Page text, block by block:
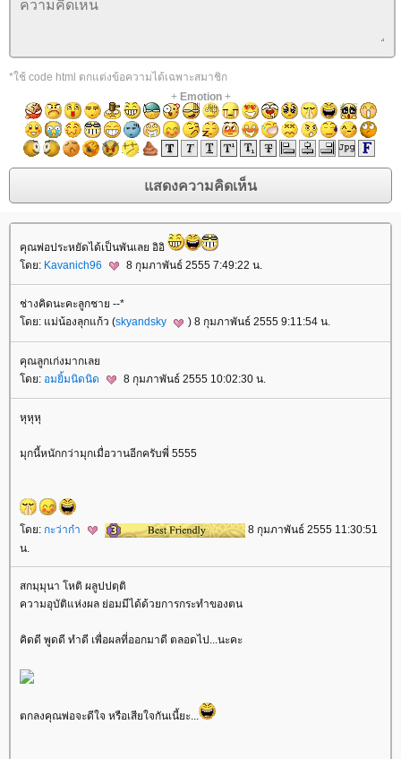
*ใช้ code html ตกแต่งข้อความได้เฉพาะสมาชิก
+ Emotion+
คุณพ่อประหยัดได้เป็นพันเลย อิอิ
ดย: Kavanich96 8 กุมภาพันธ์ 2555 7:49:22 น.
ช่างคิดนะคะลูกชาย --*
ดย: แม่น้องลุกแก้ว (skyandsky ) 8 กุมภาพันธ์ 2555 9:11:54 น.
คุณลูกเก่งมากเล
ดย: อมยิ้มนิดนิด 8 กุมภาพันธ์ 2555 10:02:30 น.
หุหุหุ
มุกนี้หนักกว่ามุกเมื่อวานอีกครับพี่ 5555
ดย: กะว่าก๋า
8 กุมภาพันธ์ 2555 11:30:51
น.
สกมฺมุนา โหติ ผลูปปตฺติ
ความอุบัติแห่งผล ย่อมมีได้ด้วยการกระทำของตน
คิดดี พูดดี ทำดี เพื่อผลที่ออกมาดี ตลอดไป...นะคะ
ตกลงคุณพ่อจะดีใจ หรือเสียใจกันเนี้ยะ...